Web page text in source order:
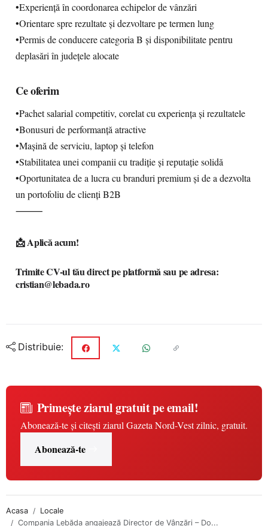
•Experiență în coordonarea echipelor de vânzări
•Orientare spre rezultate și dezvoltare pe termen lung
•Permis de conducere categoria B și disponibilitate pentru
deplasări în județele alocate
Ce oferim
•Pachet salarial competitiv, corelat cu experiența și rezultatele
•Bonusuri de performanță atractive
•Mașină de serviciu, laptop și telefon
•Stabilitatea unei companii cu tradiție și reputație solidă
•Oportunitatea de a lucra cu branduri premium și de a dezvolta
un portofoliu de clienți B2B
⸻
📩 Aplică acum!
Trimite CV-ul tău direct pe platformă sau pe adresa:
cristian@lebada.ro
Distribuie:
Primește ziarul gratuit pe email!
Abonează-te și citești ziarul Gazeta Nord-Vest zilnic, gratuit.
Abonează-te
Acasa
Locale
Compania Lebăda angajează Director de Vânzări – Do...